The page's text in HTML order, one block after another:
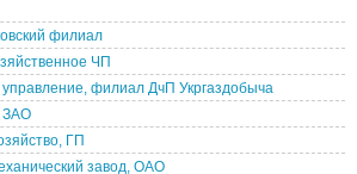
филиал
ЧП
управление, филиал ДчП Укргаздобыча
ЗАО
ГП
завод, ОАО